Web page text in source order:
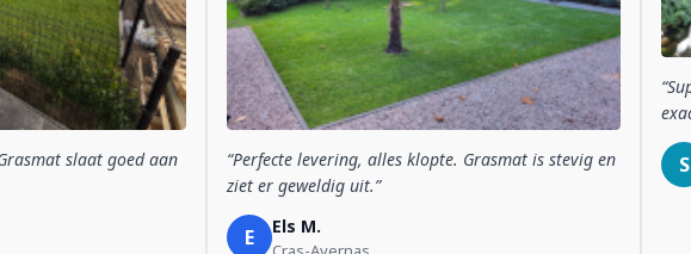
slaat goed aan
“Perfecte levering, alles klopte. Grasmat is stevig en
ziet er geweldig uit.”
E Els M.
S